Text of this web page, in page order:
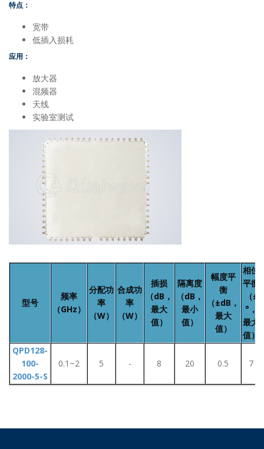
特点：
宽带
低插入损耗
应用：
放大器
混频器
天线
实验室测试
型号
频率
（GHz）
分配功
率
（W）
合成功
率
（W）
插损
（dB，
最大
值）
隔离度
（dB，
最小
值）
幅度平
衡
（±dB，
最大
值）
相位
平衡
（±
°，
最大
值）
QPD128-
100-
2000-5-S
0.1~2 5 - 8 20 0.5 7